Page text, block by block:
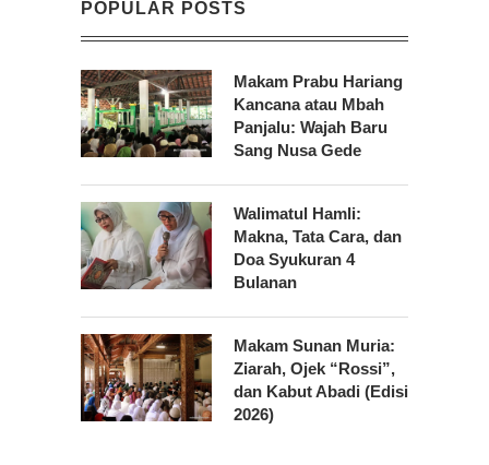
POPULAR POSTS
Makam Prabu Hariang
Kancana atau Mbah
Panjalu: Wajah Baru
Sang Nusa Gede
Walimatul Hamli:
Makna, Tata Cara, dan
Doa Syukuran 4
Bulanan
Makam Sunan Muria:
Ziarah, Ojek “Rossi”,
dan Kabut Abadi (Edisi
2026)